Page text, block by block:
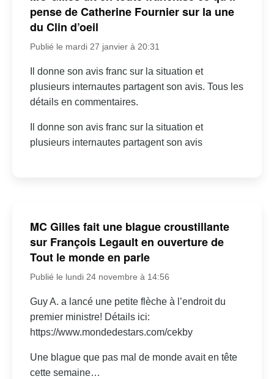
pense de Catherine Fournier sur la une
du Clin d’oeil
Publié le mardi 27 janvier à 20:31
Il donne son avis franc sur la situation et
plusieurs internautes partagent son avis. Tous les
détails en commentaires.
Il donne son avis franc sur la situation et
plusieurs internautes partagent son avis
MC Gilles fait une blague croustillante
sur François Legault en ouverture de
Tout le monde en parle
Publié le lundi 24 novembre à 14:56
Guy A. a lancé une petite flèche à l’endroit du
premier ministre! Détails ici:
https://www.mondedestars.com/cekby
Une blague que pas mal de monde avait en tête
cette semaine…